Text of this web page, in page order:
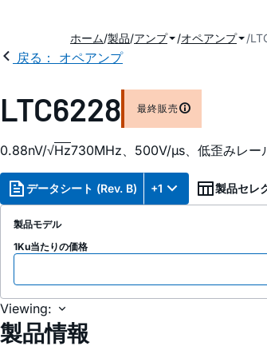
ホーム 製品 アンプ オペアンプ
戻る： オペアンプ
LTC6228 最終販売
0.88nV/√Hz730MHz、500V/µs、低歪みレー
データシート (Rev. B) +1 製品セレ
製品モデル
1Ku当たりの価格
Viewing:
製品情報